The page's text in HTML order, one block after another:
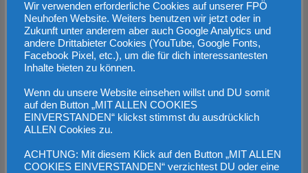
Das könnte dir auch gefallen
Wir verwenden erforderliche Cookies auf unserer FPÖ
Neuhofen Website. Weiters benutzen wir jetzt oder in
Zukunft unter anderem aber auch Google Analytics und
andere Drittabieter Cookies (YouTube, Google Fonts,
Facebook Pixel, etc.), um die für dich interessantesten
Inhalte bieten zu können.
Wenn du unsere Website einsehen willst und DU somit
auf den Button „MIT ALLEN COOKIES
EINVERSTANDEN“ klickst stimmst du ausdrücklich
ALLEN Cookies zu.
ACHTUNG: Mit diesem Klick auf den Button „MIT ALLEN
COOKIES EINVERSTANDEN“ verzichtest DU oder eine